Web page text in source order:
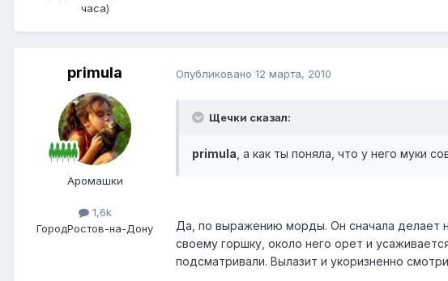
часа)
primula
Аромашки
1,6k
ГородРостов-на-Дону
Опубликовано 12 марта, 2010
Щечки сказал:
primula , а как ты поняла, что у него муки
Да, по выражению морды. Он сначала делает
своему горшку, около него орет и
подсматривали. Вылазит и укоризненно